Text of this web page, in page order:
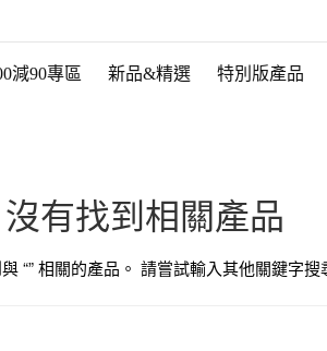
減90專區 新品&精選 特別版產品
沒有找到相關產品
“” 相關的產品。 請嘗試輸入其他關鍵字搜